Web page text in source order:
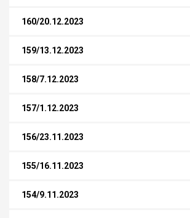
160/20.12.2023
159/13.12.2023
158/7.12.2023
157/1.12.2023
156/23.11.2023
155/16.11.2023
154/9.11.2023